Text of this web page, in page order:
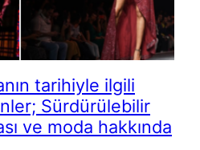
tarihiyle ilgili
Sürdürülebilir
ve moda hakkında